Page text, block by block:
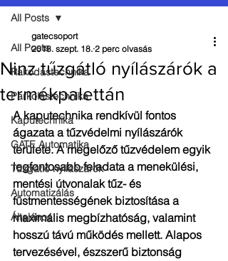
All Posts
Rakodástechnika
Parkolástechnika
Kaputechnika
GATE Automatika
Tűzgátló nyílászárók
Automatizálás
Általános
All Posts
Ninz tűzgátló nyílászárók a
termékpalettán
gatecsoport
2018. szept. 18. 2 perc olvasás
A kaputechnika rendkívül fontos
ágazata a tűzvédelmi nyílászárók
területe. A megelőző tűzvédelem egyik
legfontosabb feladata a menekülési,
mentési útvonalak tűz- és
füstmentességének biztosítása a
maximális megbízhatóság, valamint
hosszú távú működés mellett. Alapos
tervezésével, észszerű biztonság